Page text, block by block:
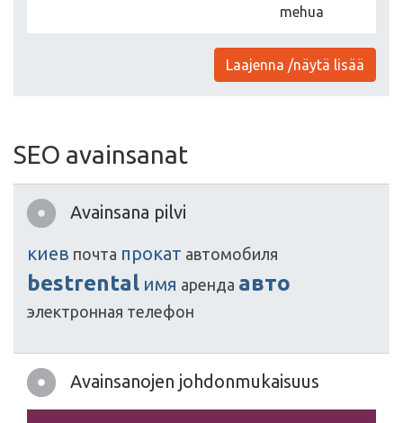
mehua
Laajenna /näytä lisää
SEO avainsanat
Avainsana pilvi
киев почта прокат автомобиля
bestrental имя аренда авто
электронная телефон
Avainsanojen johdonmukaisuus